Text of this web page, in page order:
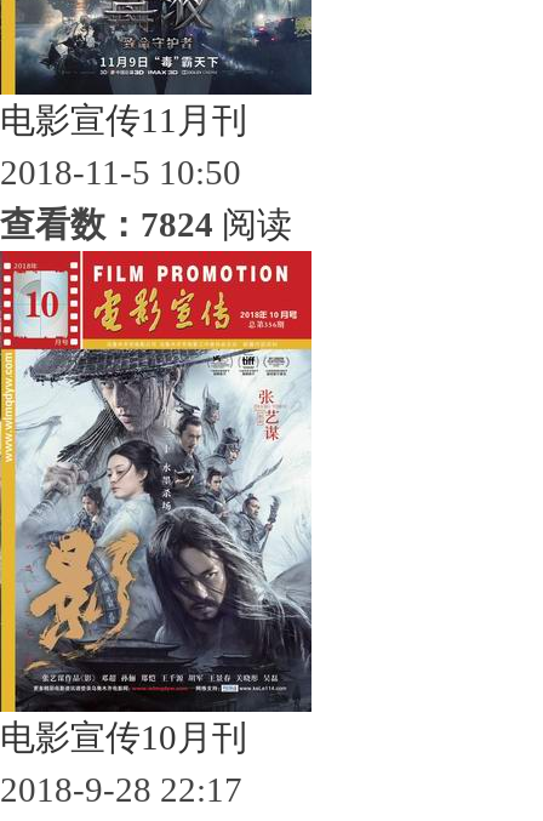
电影宣传11月刊
2018-11-5 10:50
查看数：7824 阅读
电影宣传10月刊
2018-9-28 22:17